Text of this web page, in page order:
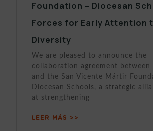
Foundation – Diocesan
Forces for Early Attention
Diversity
We are pleased to announce the
collaboration agreement between
and the San Vicente Mártir
Diocesan Schools, a strategic
at strengthening
LEER MÁS >>